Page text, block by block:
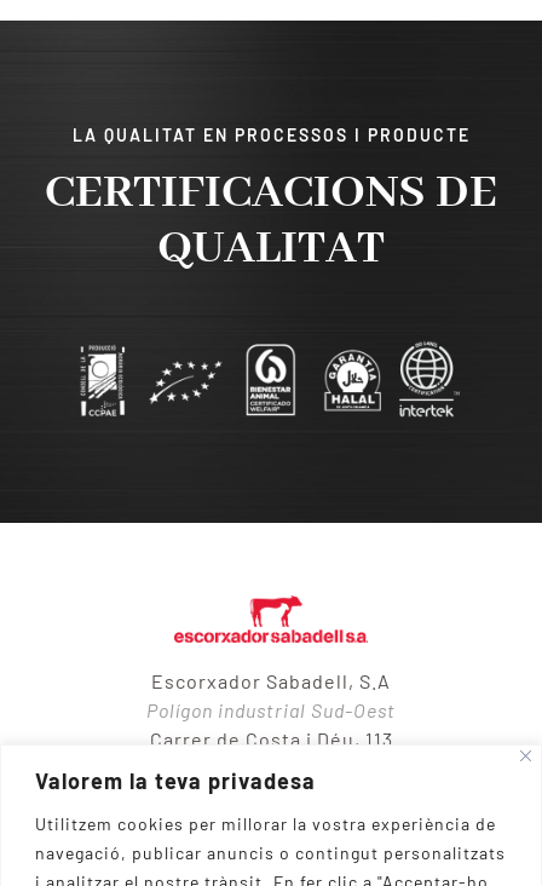
Valorem la teva privadesa
Utilitzem cookies per millorar la vostra experiència de
navegació, publicar anuncis o contingut personalitzats
i analitzar el nostre trànsit.
En fer clic a "Acceptar-ho
LA QUALITAT EN PROCESSOS I PRODUCTE
CERTIFICACIONS DE
QUALITAT
Escorxador Sabadell, S.A
Polígon industrial Sud-Oest
Carrer de Costa i Déu, 113
08205 – Sabadell
937 10 65 50